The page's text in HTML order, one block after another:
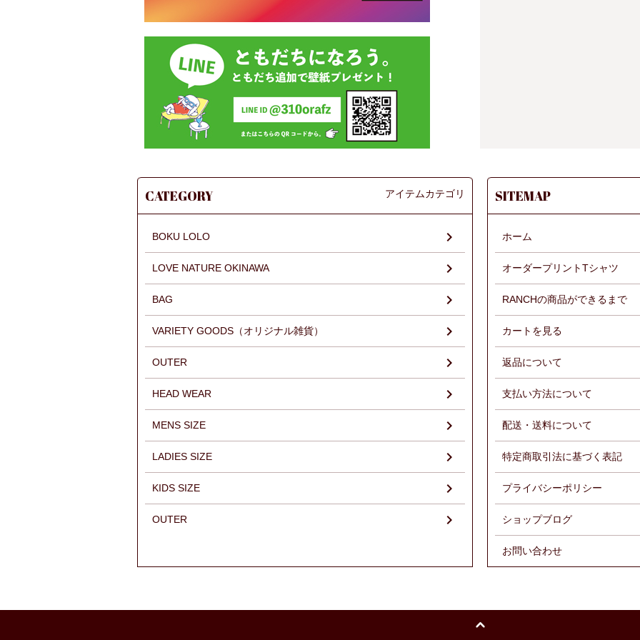
CATEGORY アイテムカテゴリ
BOKU LOLO
LOVE NATURE OKINAWA
BAG
VARIETY GOODS（オリジナル雑貨）
OUTER
HEAD WEAR
MENS SIZE
LADIES SIZE
KIDS SIZE
OUTER
SITEMAP
ホーム
オーダープリントTシャツ
RANCHの商品ができるまで
カートを見る
返品について
支払い方法について
配送・送料について
特定商取引法に基づく表記
プライバシーポリシー
ショップブログ
お問い合わせ